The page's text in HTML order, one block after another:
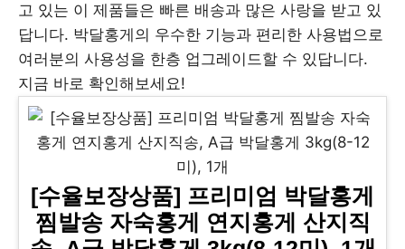
고 있는 이 제품들은 빠른 배송과 많은 사랑을 받고 있
답니다. 박달홍게의 우수한 기능과 편리한 사용법으로
여러분의 사용성을 한층 업그레이드할 수 있답니다.
지금 바로 확인해보세요!
[수율보장상품] 프리미엄 박달홍게
찜발송 자숙홍게 연지홍게 산지직